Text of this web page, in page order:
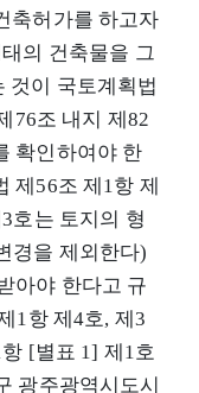
축허가를 하고자
의 건축물을 그
것이 국토계획법
76조 내지 제82
확인하여야 한
제56조 제1항 제
호는 토지의 형
경을 제외한다)
아야 한다고 규
1항 제4호, 제3
[별표 1] 제1호
광주광역시도시